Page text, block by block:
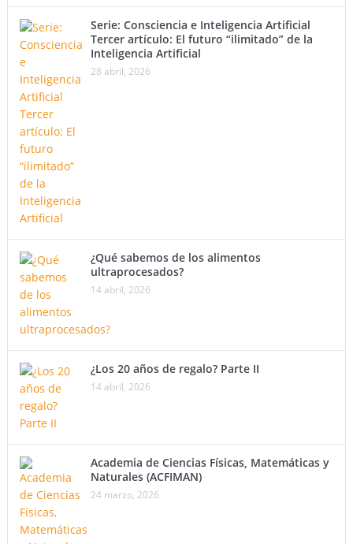
Serie: Consciencia e Inteligencia Artificial
Tercer artículo: El futuro “ilimitado” de la
Inteligencia Artificial
28 abril, 2026
¿Qué sabemos de los alimentos
ultraprocesados?
14 abril, 2026
¿Los 20 años de regalo? Parte II
14 abril, 2026
Academia de Ciencias Físicas, Matemáticas y
Naturales (ACFIMAN)
24 marzo, 2026